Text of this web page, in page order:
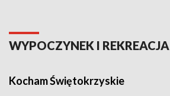
WYPOCZYNEK I REKREACJA
Kocham Świętokrzyskie